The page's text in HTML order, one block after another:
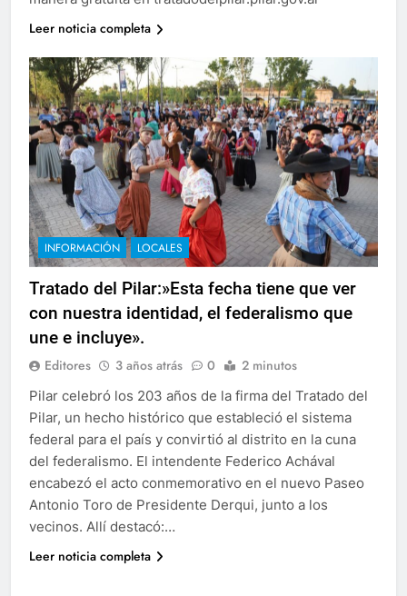
Leer noticia completa
INFORMACIÓN LOCALES
Tratado del Pilar:»Esta fecha tiene que ver
con nuestra identidad, el federalismo que
une e incluye».
Editores 3 años atrás 0 2 minutos
Pilar celebró los 203 años de la firma del Tratado del
Pilar, un hecho histórico que estableció el sistema
federal para el país y convirtió al distrito en la cuna
del federalismo. El intendente Federico Achával
encabezó el acto conmemorativo en el nuevo Paseo
Antonio Toro de Presidente Derqui, junto a los
vecinos. Allí destacó:…
Leer noticia completa